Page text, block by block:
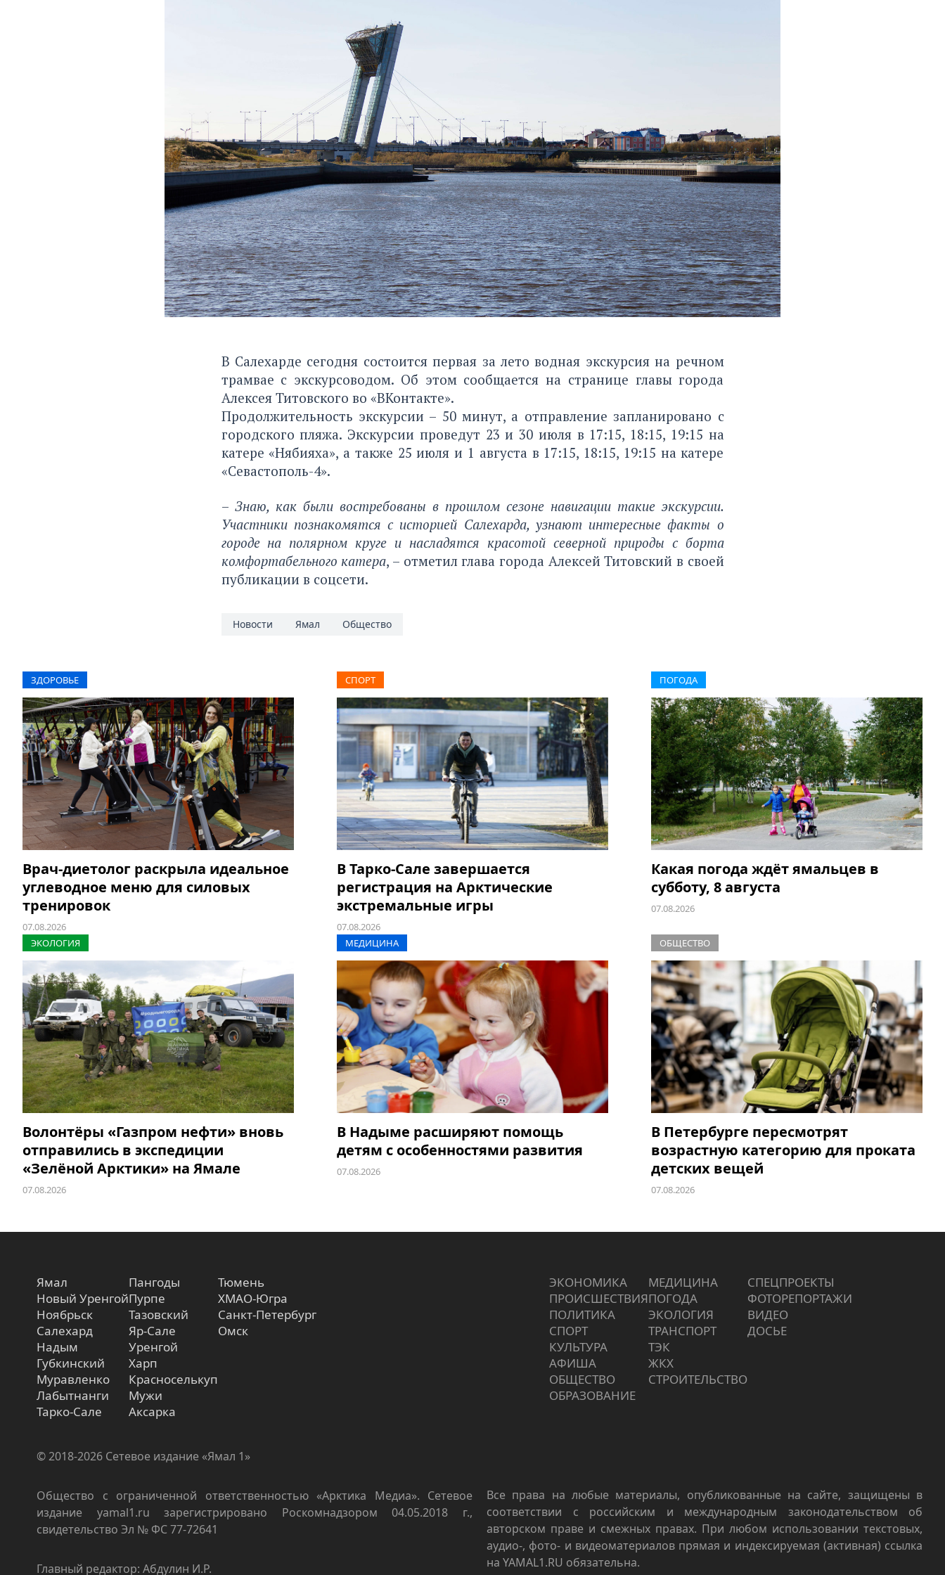
В Салехарде сегодня состоится первая за лето водная экскурсия на речном
трамвае с экскурсоводом. Об этом сообщается на странице главы города
Алексея Титовского во «ВКонтакте».
Продолжительность экскурсии – 50 минут, а отправление запланировано с
городского пляжа. Экскурсии проведут 23 и 30 июля в 17:15, 18:15, 19:15 на
катере «Нябияха», а также 25 июля и 1 августа в 17:15, 18:15, 19:15 на катере
«Севастополь-4».
– Знаю, как были востребованы в прошлом сезоне навигации такие экскурсии.
Участники познакомятся с историей Салехарда, узнают интересные факты о
городе на полярном круге и насладятся красотой северной природы с борта
комфортабельного катера, – отметил глава города Алексей Титовский в своей
публикации в соцсети.
Новости Ямал Общество
ЗДОРОВЬЕ
Врач-диетолог раскрыла идеальное
углеводное меню для силовых
тренировок
07.08.2026
СПОРТ
В Тарко-Сале завершается
регистрация на Арктические
экстремальные игры
07.08.2026
ПОГОДА
Какая погода ждёт ямальцев в
субботу, 8 августа
07.08.2026
ЭКОЛОГИЯ
Волонтёры «Газпром нефти» вновь
отправились в экспедиции
«Зелёной Арктики» на Ямале
07.08.2026
МЕДИЦИНА
В Надыме расширяют помощь
детям с особенностями развития
07.08.2026
ОБЩЕСТВО
В Петербурге пересмотрят
возрастную категорию для проката
детских вещей
07.08.2026
Ямал
Новый Уренгой
Ноябрьск
Салехард
Надым
Губкинский
Муравленко
Лабытнанги
Тарко-Сале
Пангоды
Пурпе
Тазовский
Яр-Сале
Уренгой
Харп
Красноселькуп
Мужи
Аксарка
Тюмень
ХМАО-Югра
Санкт-Петербург
Омск
ЭКОНОМИКА
ПРОИCШЕСТВИЯ
ПОЛИТИКА
СПОРТ
КУЛЬТУРА
АФИША
ОБЩЕСТВО
ОБРАЗОВАНИЕ
МЕДИЦИНА
ПОГОДА
ЭКОЛОГИЯ
ТРАНСПОРТ
ТЭК
ЖКХ
СТРОИТЕЛЬСТВО
СПЕЦПРОЕКТЫ
ФОТОРЕПОРТАЖИ
ВИДЕО
ДОСЬЕ
© 2018-2026 Сетевое издание «Ямал 1»
Общество с ограниченной ответственностью «Арктика Медиа». Сетевое
издание yamal1.ru зарегистрировано Роскомнадзором 04.05.2018 г.,
свидетельство Эл № ФС 77-72641
Главный редактор: Абдулин И.Р.
Все права на любые материалы, опубликованные на сайте, защищены в
соответствии с российским и международным законодательством об
авторском праве и смежных правах. При любом использовании текстовых,
аудио-, фото- и видеоматериалов прямая и индексируемая (активная) ссылка
на YAMAL1.RU обязательна.